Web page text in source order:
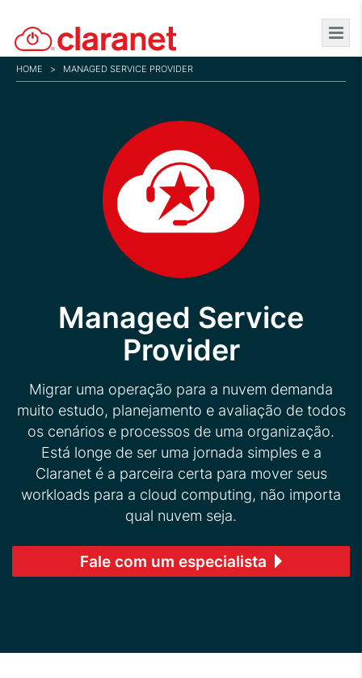
to
main
content
HOME > MANAGED SERVICE PROVIDER
Managed Service
Provider
Migrar uma operação para a nuvem demanda
muito estudo, planejamento e avaliação de todos
os cenários e processos de uma organização.
Está longe de ser uma jornada simples e a
Claranet é a parceira certa para mover seus
workloads para a cloud computing, não importa
qual nuvem seja.
Fale com um especialista